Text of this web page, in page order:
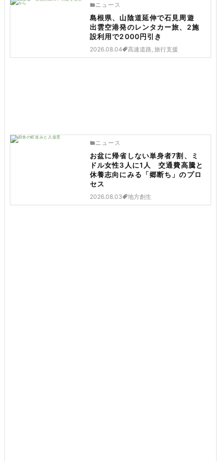
ニュース
島根県、山陰道延伸で石見周遊
出雲空港発のレンタカー旅、2施
設利用で2000円引き
2026.08.04 高速道路, 旅行支援
ニュース
お盆に帰省しない単身者7割、ミ
ドル女性3人に1人 交通費高騰と
休養志向にみる「郷断ち」のプロ
セス
2026.08.03 地方創生